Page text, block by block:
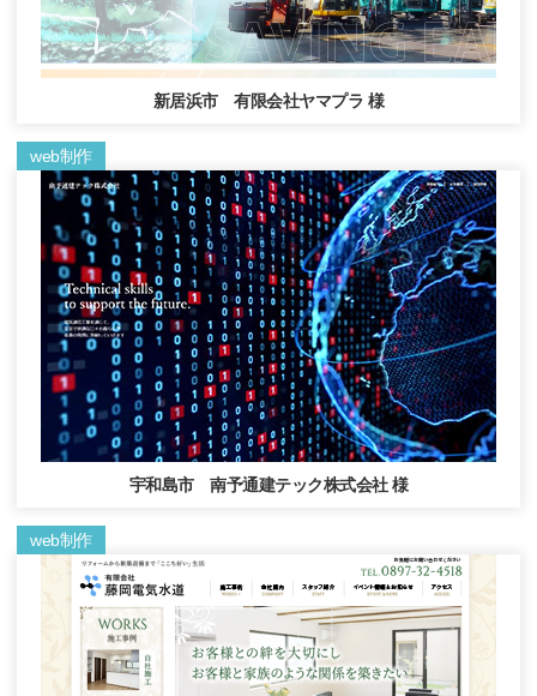
新居浜市 有限会社ヤマプラ 様
web制作
宇和島市 南予通建テック株式会社 様
web制作